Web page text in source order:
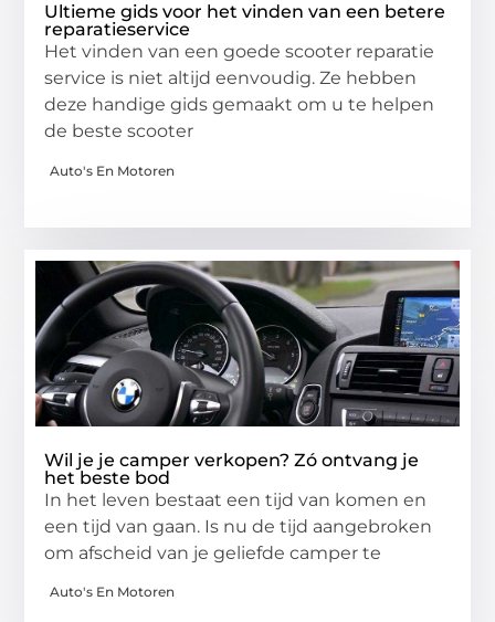
Ultieme gids voor het vinden van een betere
reparatieservice
Het vinden van een goede scooter reparatie
service is niet altijd eenvoudig. Ze hebben
deze handige gids gemaakt om u te helpen
de beste scooter
Auto's En Motoren
Wil je je camper verkopen? Zó ontvang je
het beste bod
In het leven bestaat een tijd van komen en
een tijd van gaan. Is nu de tijd aangebroken
om afscheid van je geliefde camper te
Auto's En Motoren